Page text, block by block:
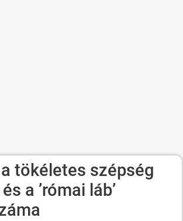
tökéletes szépség
a ’római láb’